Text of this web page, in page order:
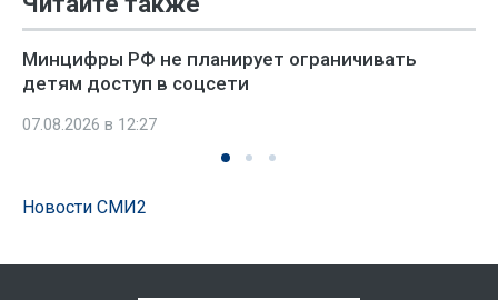
Минцифры РФ не планирует ограничивать
детям доступ в соцсети
07.08.2026 в 12:27
Новости СМИ2